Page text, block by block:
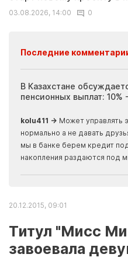
03.08.2026, 14:00
0
Последние
В Казахстане
пенсионных выплат:
kolu411 → Может управлять
нормально а не давать
мы в банке берем кредит
накопления раздаются под
20.12.2015, 09:01
Титул "Мисс
завоевала